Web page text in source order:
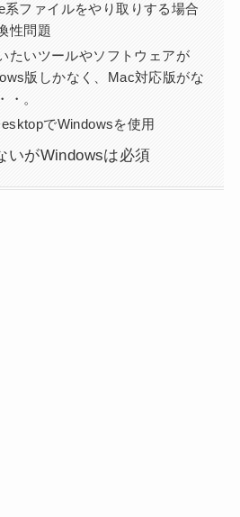
系ファイルをやり取りする場合
性問題
たいツールやソフトウェアが
版しかなく、Mac対応版がな
・。
でWindowsを使用
いがWindowsは必須